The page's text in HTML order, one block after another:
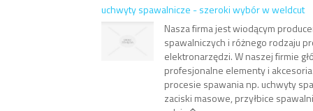
uchwyty spawalnicze - szeroki wybór w weldcut
Nasza firma jest wiodącym
spawalniczych i różnego rodzaju
elektronarzędzi. W naszej firmie
profesjonalne elementy i
procesie spawania np. uchwyty
zaciski masowe, przyłbice